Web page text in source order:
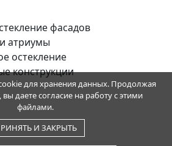
фасадов
атриумы
остекление
конструкции
для хранения данных. Продолжая
вы даете согласие на работу с этими
файлами.
И ЗАКРЫТЬ